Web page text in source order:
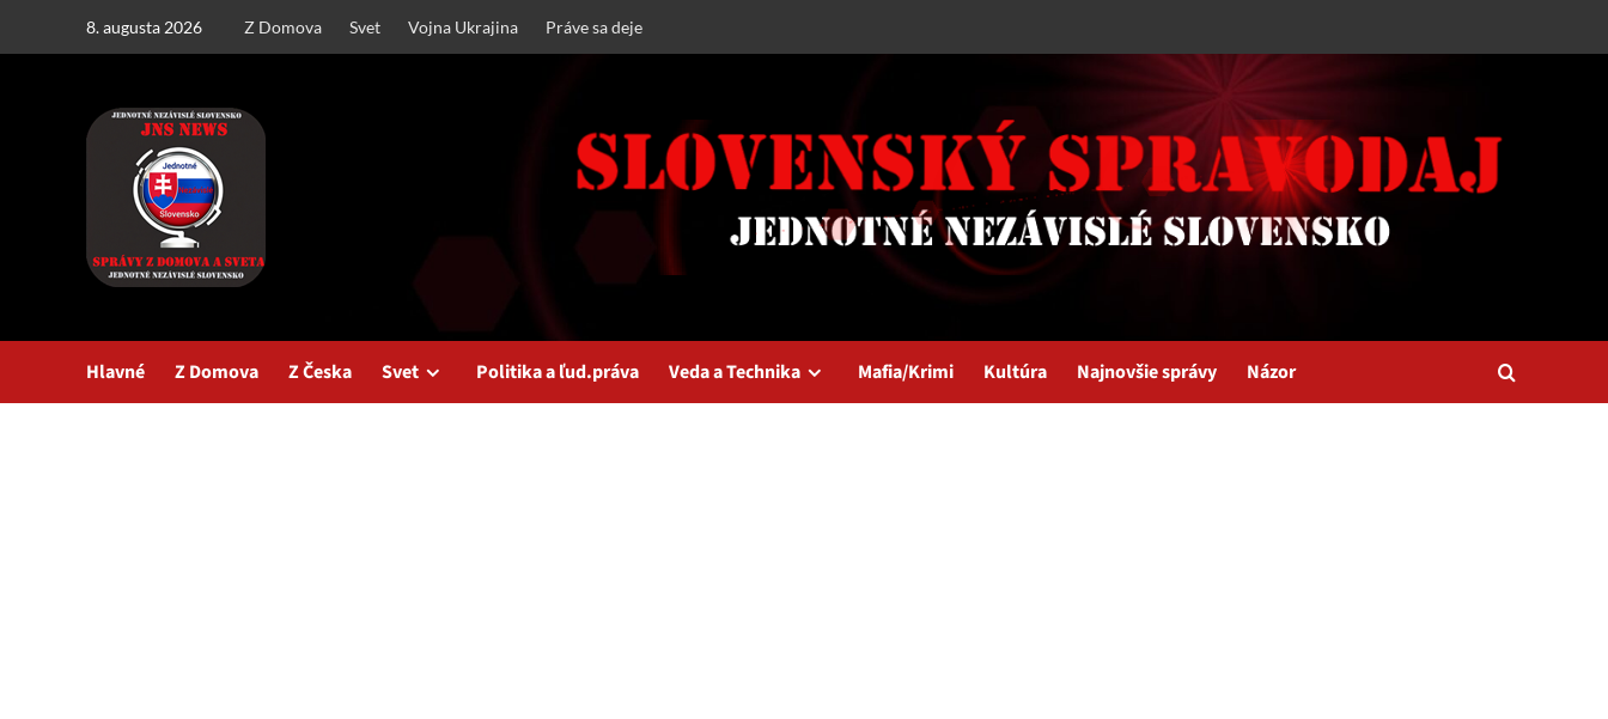
8. augusta 2026 Z Domova Svet Vojna Ukrajina Práve sa deje
Hlavné Z Domova Z Česka Svet Politika a ľud.práva Veda a Technika Mafia/Krimi Kultúra Najnovšie správy Názor